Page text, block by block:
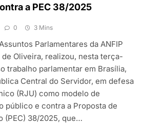
a PEC 38/2025
0 3 Mins
Parlamentares da ANFIP
Oliveira, realizou, nesta terça-
trabalho parlamentar em Brasília,
Central do Servidor, em defesa
(RJU) como modelo de
público e contra a Proposta de
(PEC) 38/2025, que…